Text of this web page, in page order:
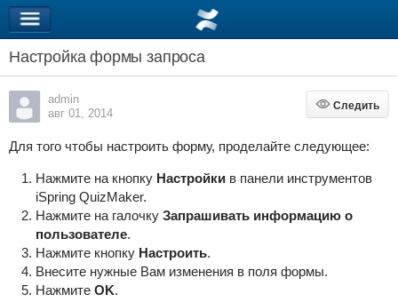
Настройка формы запроса
admin
авг 01, 2014
Следить
Следить
Для того чтобы настроить форму, проделайте следующее:
Нажмите на кнопку Настройкив панели инструментов
iSpring QuizMaker.
Нажмите на галочку Запрашивать информацию о
пользователе.
Нажмите кнопку Настроить.
Внесите нужные Вам изменения в поля формы.
Нажмите OK.